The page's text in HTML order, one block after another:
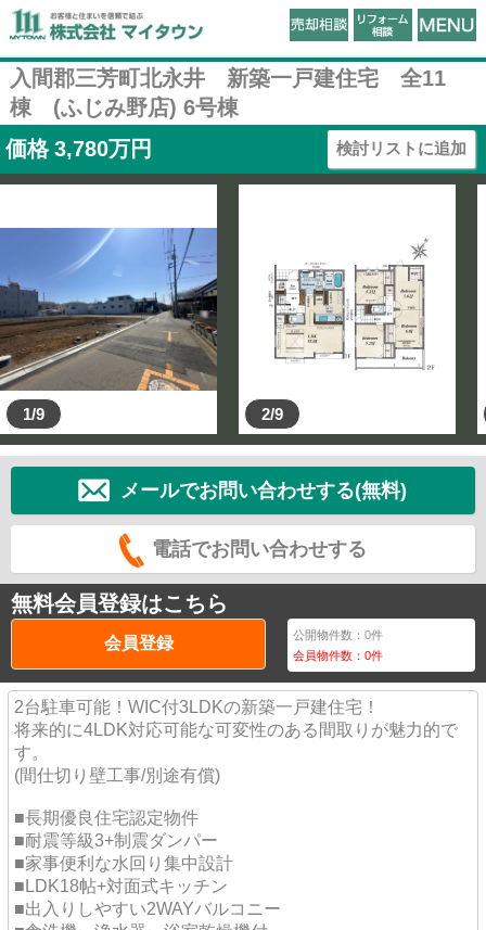
入間郡三芳町北永井 新築一戸建住宅 全11
棟 (ふじみ野店) 6号棟
価格 3,780万円 検討リストに追加
1/9 2/9
メールでお問い合わせする(無料)
電話でお問い合わせする
無料会員登録はこちら
会員登録 公開物件数：0件
会員物件数：0件
2台駐車可能！WIC付3LDKの新築一戸建住宅！
将来的に4LDK対応可能な可変性のある間取りが魅力的で
す。
(間仕切り壁工事/別途有償)
■長期優良住宅認定物件
■耐震等級3+制震ダンパー
■家事便利な水回り集中設計
■LDK18帖+対面式キッチン
■出入りしやすい2WAYバルコニー